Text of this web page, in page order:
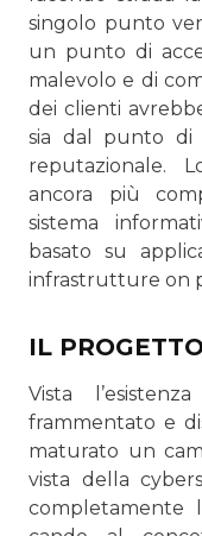
singolo punto
un punto di
malevolo e di
dei clienti
sia dal punto di
reputazionale.
ancora più
sistema
basato su
infrastrutture on
IL
Vista
frammentato e
maturato un
vista della
completamente